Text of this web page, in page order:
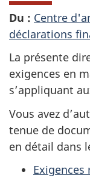
Du : Centre
déclarations
La présente
exigences en
s’appliquant
Vous avez
tenue de
en détail dans
Exigences